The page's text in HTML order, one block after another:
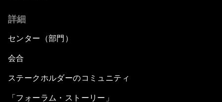
詳細
センター（部門）
会合
ステークホルダーのコミュニティ
「フォーラム・ストーリー」